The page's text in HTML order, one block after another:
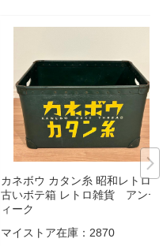
カネボウ カタン糸 昭和レトロ
古いボテ箱 レトロ雑貨 アンテ
ィーク
マイストア在庫： 2870